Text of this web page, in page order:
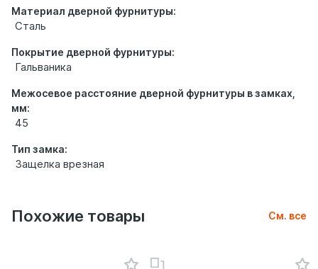
Материал дверной фурнитуры:
Сталь
Покрытие дверной фурнитуры:
Гальваника
Межосевое расстояние дверной фурнитуры в замках,
мм:
45
Тип замка:
Защелка врезная
Похожие товары См. все